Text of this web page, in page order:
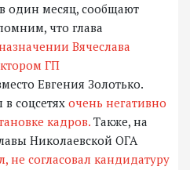
один месяц, сообщают
что глава
Вячеслава
ГП
Евгения Золотько.
соцсетях очень негативно
кадров. Также, на
Николаевской ОГА
не согласовал кандидатуру